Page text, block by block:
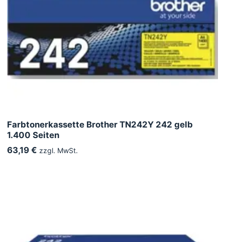
Farbtonerkassette Brother TN242Y 242 gelb
1.400 Seiten
63,19 € zzgl. MwSt.